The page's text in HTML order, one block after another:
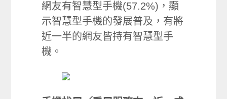
網友有智慧型手機(57.2%)，顯
示智慧型手機的發展普及，有將
近一半的網友皆持有智慧型手
機。